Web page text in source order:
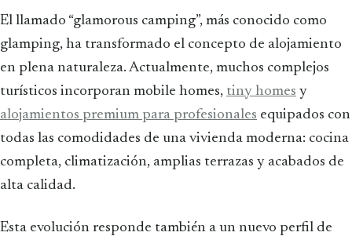
El llamado “glamorous camping”, más conocido como
glamping, ha transformado el concepto de alojamiento
en plena naturaleza. Actualmente, muchos complejos
turísticos incorporan mobile homes, tiny homes y
alojamientos premium para profesionales equipados con
todas las comodidades de una vivienda moderna: cocina
completa, climatización, amplias terrazas y acabados de
alta calidad.
Esta evolución responde también a un nuevo perfil de